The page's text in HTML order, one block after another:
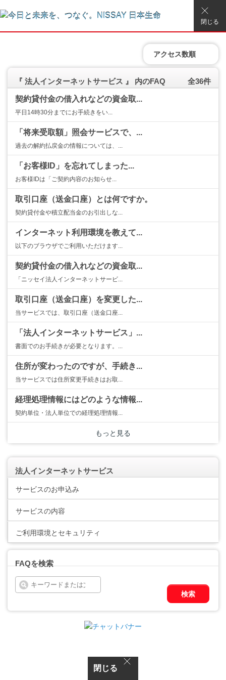
閉じる
アクセス数順
『 法人インターネットサービス 』 内のFAQ 全36件
契約貸付金の借入れなどの資金取...
平日14時30分までにお手続きをい...
「将来受取額」照会サービスで、...
過去の解約払戻金の情報については、...
「お客様ID」を忘れてしまった...
お客様IDは「ご契約内容のお知らせ...
取引口座（送金口座）とは何ですか。
契約貸付金や積立配当金のお引出しな...
インターネット利用環境を教えて...
以下のブラウザでご利用いただけます...
契約貸付金の借入れなどの資金取...
「ニッセイ法人インターネットサービ...
取引口座（送金口座）を変更した...
当サービスでは、取引口座（送金口座...
「法人インターネットサービス」...
書面でのお手続きが必要となります。...
住所が変わったのですが、手続き...
当サービスでは住所変更手続きはお取...
経理処理情報にはどのような情報...
契約単位・法人単位での経理処理情報...
もっと見る
法人インターネットサービス
サービスのお申込み
サービスの内容
ご利用環境とセキュリティ
FAQを検索
検索
閉じる